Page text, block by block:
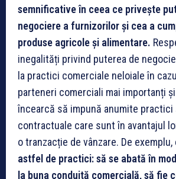
semnificative în ceea ce privește
negociere a furnizorilor și cea a
produse agricole și alimentare.
inegalități privind puterea de
la practici comerciale neloiale în
parteneri comerciali mai importanți
încearcă să impună anumite practici
contractuale care sunt în avantajul
o tranzacție de vânzare. De exemplu,
astfel de practici: să se abată în
la buna conduită comercială, să fie